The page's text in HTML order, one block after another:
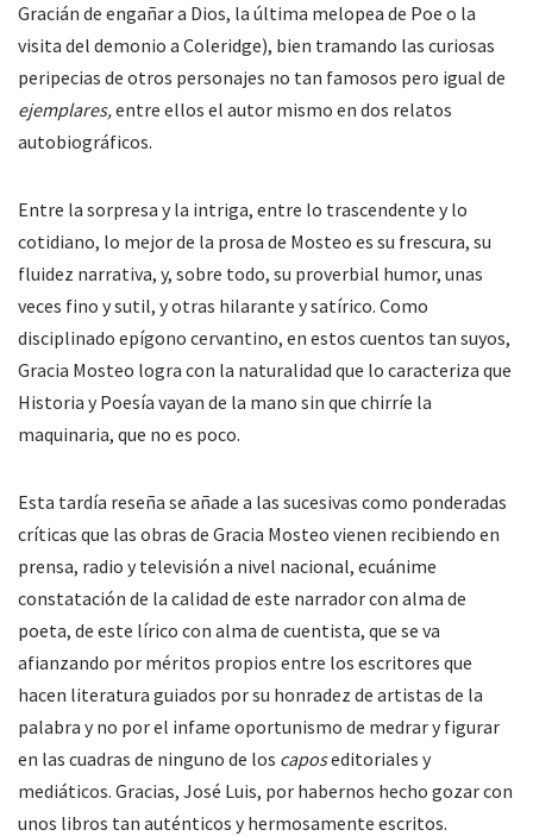
Gracián de engañar a Dios, la última melopea de Poe o la
visita del demonio a Coleridge), bien tramando las curiosas
peripecias de otros personajes no tan famosos pero igual de
ejemplares,entre ellos el autor mismo en dos relatos
autobiográficos.
Entre la sorpresa y la intriga, entre lo trascendente y lo
cotidiano, lo mejor de la prosa de Mosteo es su frescura, su
fluidez narrativa, y, sobre todo, su proverbial humor, unas
veces fino y sutil, y otras hilarante y satírico. Como
disciplinado epígono cervantino, en estos cuentos tan suyos,
Gracia Mosteo logra con la naturalidad que lo caracteriza que
Historia y Poesía vayan de la mano sin que chirríe la
maquinaria, que no es poco.
Esta tardía reseña se añade a las sucesivas como ponderadas
críticas que las obras de Gracia Mosteo vienen recibiendo en
prensa, radio y televisión a nivel nacional, ecuánime
constatación de la calidad de este narrador con alma de
poeta, de este lírico con alma de cuentista, que se va
afianzando por méritos propios entre los escritores que
hacen literatura guiados por su honradez de artistas de la
palabra y no por el infame oportunismo de medrar y figurar
en las cuadras de ninguno de los caposeditoriales y
mediáticos. Gracias, José Luis, por habernos hecho gozar con
unos libros tan auténticos y hermosamente escritos.